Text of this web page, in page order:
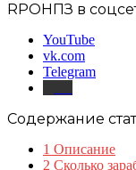
RPOНПЗ в
YouTube
vk.com
Telegram
Содержание
1 Описание
2 Сколько